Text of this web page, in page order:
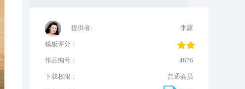
提供者: 李露
模板评分：
作品编号： 4876
下载权限： 普通会员